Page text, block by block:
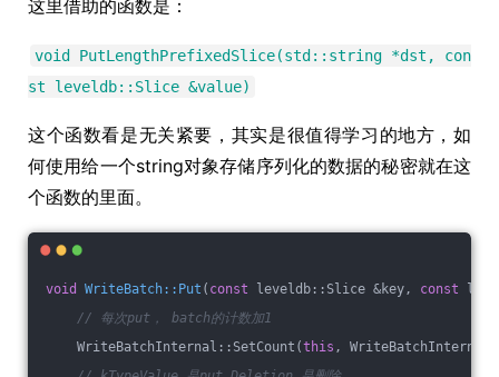
这里借助的函数是：
void PutLengthPrefixedSlice(std::string *dst, con
st leveldb::Slice &value)
这个函数看是无关紧要，其实是很值得学习的地方，如
何使用给一个string对象存储序列化的数据的秘密就在这
个函数的里面。
void WriteBatch::Put ( const leveldb::Slice &key, const
// 每次put， batch的计数加1
WriteBatchInternal::SetCount(this ,